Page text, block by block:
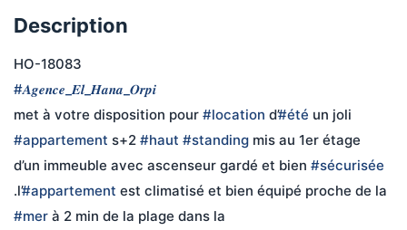
Description
HO-18083
#𝑨𝒈𝒆𝒏𝒄𝒆_𝑬𝒍_𝑯𝒂𝒏𝒂_𝑶𝒓𝒑𝒊
met à votre disposition pour #location d’#été un joli
#appartement s+2 #haut #standing mis au 1er étage
d’un immeuble avec ascenseur gardé et bien #sécurisée
.l’#appartement est climatisé et bien équipé proche de la
#mer à 2 min de la plage dans la